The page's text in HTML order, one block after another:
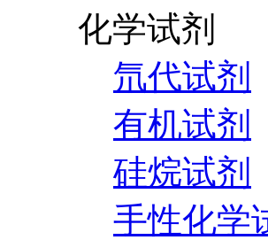
化学试剂
氘代试剂
有机试剂
硅烷试剂
手性化学